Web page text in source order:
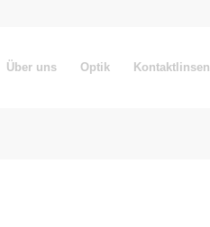
Über uns Optik Kontaktlinsen